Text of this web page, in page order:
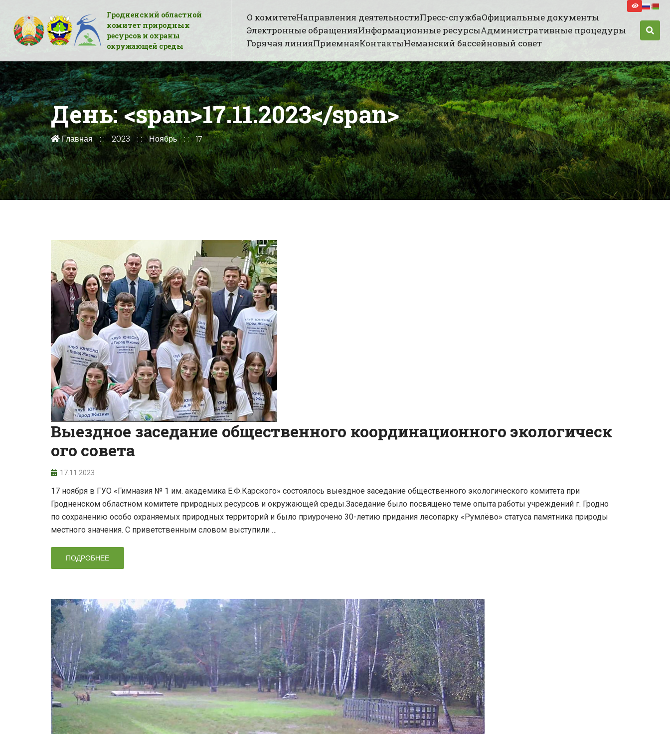
Гродненский областной
комитет природных
ресурсов и охраны
окружающей среды
О комитетеНаправления деятельностиПресс-службаОфициальные документы
Электронные обращенияИнформационные ресурсыАдминистративные процедуры
Горячая линияПриемнаяКонтактыНеманский бассейновый совет
День: <span>17.11.2023</span>
Главная 2023 Ноябрь 17
Выездное заседание общественного координационного экологическ
ого совета
17.11.2023
17 ноября в ГУО «Гимназия № 1 им. академика Е.Ф.Карского» состоялось выездное заседание общественного экологического комитета при
Гродненском областном комитете природных ресурсов и окружающей среды.Заседание было посвящено теме опыта работы учреждений г. Гродно
по сохранению особо охраняемых природных территорий и было приурочено 30-летию придания лесопарку «Румлёво» статуса памятника природы
местного значения. С приветственным словом выступили …
ПОДРОБНЕЕ